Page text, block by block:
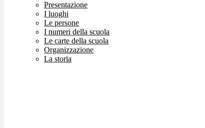
Presentazione
I luoghi
Le persone
I numeri della scuola
Le carte della scuola
Organizzazione
La storia